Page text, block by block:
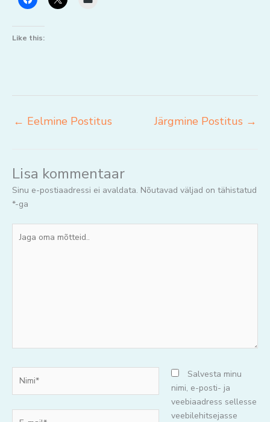
Like this:
← Eelmine Postitus Järgmine Postitus →
Lisa kommentaar
Sinu e-postiaadressi ei avaldata. Nõutavad väljad on tähistatud
*-ga
oma
Salvesta minu
nimi, e-posti- ja
veebiaadress sellesse
veebilehitsejasse